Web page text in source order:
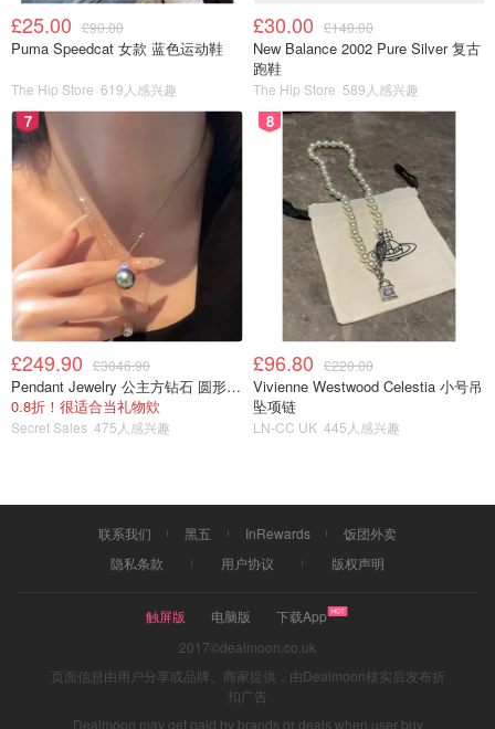
£25.00 £90.00
Puma Speedcat 女款 蓝色运动鞋
The Hip Store 619人感兴趣
£30.00 £140.00
New Balance 2002 Pure Silver 复古
跑鞋
The Hip Store 589人感兴趣
7
£249.90 £3046.90
Pendant Jewelry 公主方钻石 圆形大溪地珍珠吊坠 11-12mm
0.8折！很适合当礼物欸
Secret Sales 475人感兴趣
8
£96.80 £220.00
Vivienne Westwood Celestia 小号吊
坠项链
LN-CC UK 445人感兴趣
联系我们 黑五 InRewards
饭团外卖
隐私条款
用户协议 版权声明
触屏版 电脑版
下载App
2017©dealmoon.co.uk
页面信息由用户分享或品牌、商家提供，由Dealmoon核实后发布折
扣广告
Dealmoon may get paid by brands or deals when user buy